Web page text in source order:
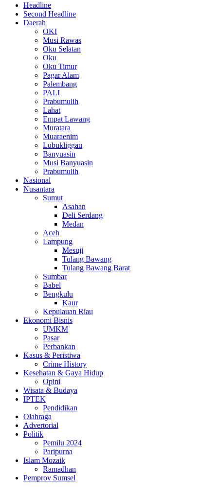
Headline
Second Headline
Daerah
OKI
Musi Rawas
Oku Selatan
Oku
Oku Timur
Pagar Alam
Palembang
PALI
Prabumulih
Lahat
Empat Lawang
Muratara
Muaraenim
Lubukliggau
Banyuasin
Musi Banyuasin
Prabumulih
Nasional
Nusantara
Sumut
Asahan
Deli Serdang
Medan
Aceh
Lampung
Mesuji
Tulang Bawang
Tulang Bawang Barat
Sumbar
Babel
Bengkulu
Kaur
Kepulauan Riau
Ekonomi Bisnis
UMKM
Pasar
Perbankan
Kasus & Peristiwa
Crime History
Kesehatan & Gaya Hidup
Opini
Wisata & Budaya
IPTEK
Pendidikan
Olahraga
Advertorial
Politik
Pemilu 2024
Paripurna
Islam Mozaik
Ramadhan
Pemprov Sumsel